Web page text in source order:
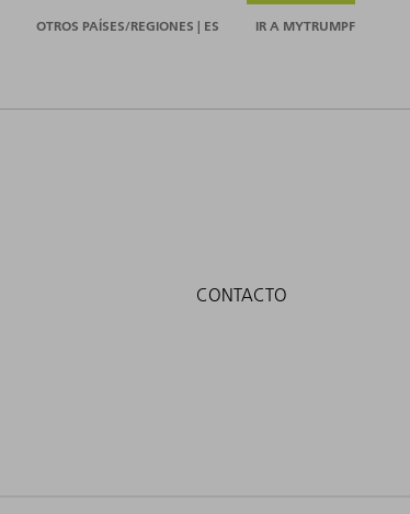
OTROS PAÍSES/REGIONES | ES IR A MYTRUMPF
CONTACTO